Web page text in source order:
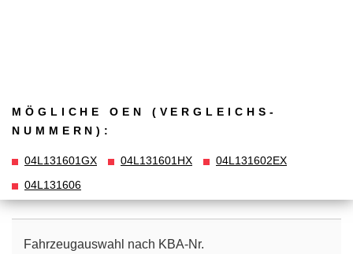
MÖGLICHE OEN (VERGLEICHS­
NUMMERN):
04L131601GX 04L131601HX
04L131602EX
04L131606
Fahrzeugauswahl nach KBA-Nr.